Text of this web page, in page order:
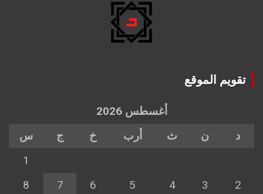
تقويم الموقع
أغسطس 2026
د
ن ث أرب خ ج
س
1
2
3
4
5
6
7
8